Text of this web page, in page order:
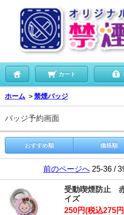
カート
ホーム ＞禁煙バッジ
バッジ予約画面
おすすめ順 価格順
前のページへ25-36 /
受動喫煙防止
イズ
250円(税込275